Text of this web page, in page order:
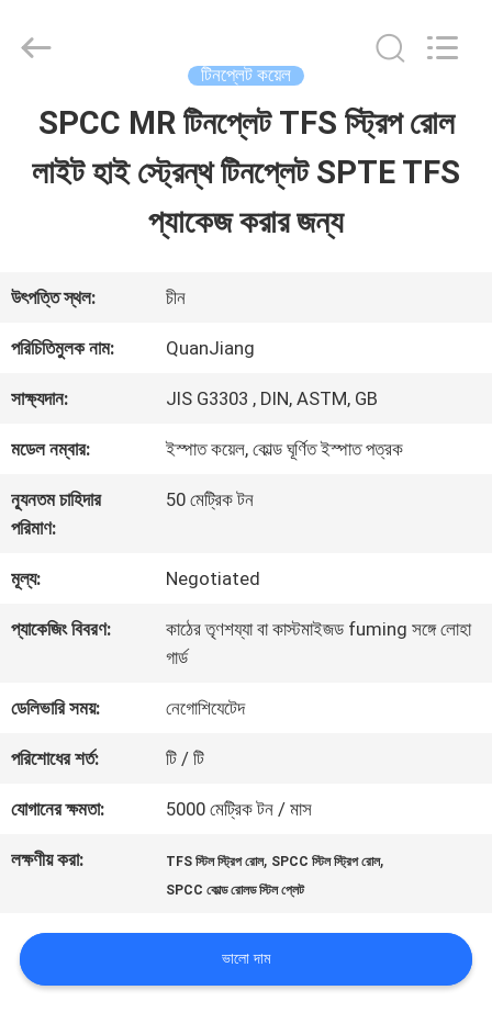
বাড়ি
ভিডিও
আমাদের
সম্পর্কে
কারখানা
মান
যোগাযোগ
করুন
মামলা
METAL
Reserved.
টিনপ্লেট কয়েল
SPCC MR টিনপ্লেট TFS স্ট্রিপ রোল
লাইট হাই স্ট্রেন্থ টিনপ্লেট SPTE TFS
প্যাকেজ করার জন্য
উৎপত্তি স্থল: চীন
পরিচিতিমুলক নাম: QuanJiang
সাক্ষ্যদান: JIS G3303 , DIN, ASTM, GB
মডেল নম্বার: ইস্পাত কয়েল, কোল্ড ঘূর্ণিত ইস্পাত পত্রক
ন্যূনতম চাহিদার
পরিমাণ:
50 মেট্রিক টন
মূল্য: Negotiated
প্যাকেজিং বিবরণ:
কাঠের তৃণশয্যা বা কাস্টমাইজড fuming সঙ্গে লোহা
গার্ড
ডেলিভারি সময়: নেগোশিযেটেদ
পরিশোধের শর্ত: টি / টি
যোগানের ক্ষমতা: 5000 মেট্রিক টন / মাস
লক্ষণীয় করা: TFS স্টিল স্ট্রিপ রোল, SPCC স্টিল স্ট্রিপ রোল,
SPCC কোল্ড রোলড স্টিল প্লেট
ভালো দাম